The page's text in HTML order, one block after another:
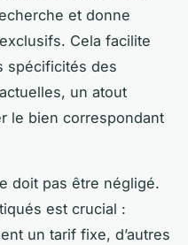
et donne
Cela facilite
spécificités des
un atout
le bien correspondant
doit pas être négligé.
est crucial :
un tarif fixe, d’autres